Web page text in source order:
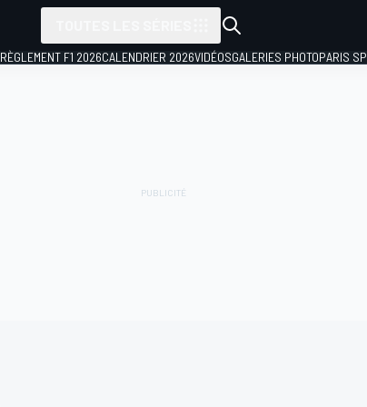
RÈGLEMENT F1 2026CALENDRIER 2026VIDÉOSGALERIES PHOTOPARIS